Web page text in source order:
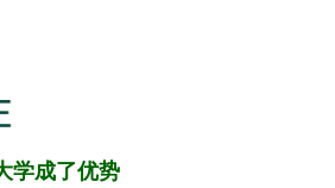
学成了优势